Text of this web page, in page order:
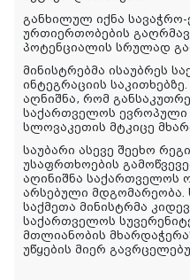
განხილულ იქნა სავაჭრო-
ურთიერთობების
პოტენციალის სრულად
მინისტრებმა ისაუბრეს
ინტეგრაციის
აღნიშნა, რომ
საქართველოს ევროპული
სლოვაკეთის მტკიცე
საუბარი ასევე შეეხო
უსაფრთხოების
აღინიშნა საქართველოს
არსებული მდგომარეობა.
საქმეთა მინისტრმა
საქართველოს
მთლიანობის
უწყების მიერ